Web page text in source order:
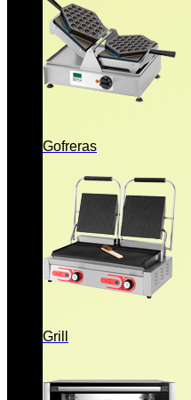
Gofreras
Grill